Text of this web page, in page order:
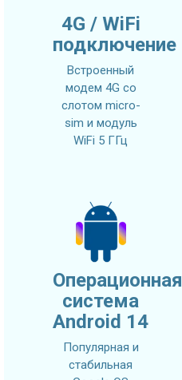
4G / WiFi
подключение
Встроенный
модем 4G со
слотом micro-
sim и модуль
WiFi 5 ГГц
Операционная
система
Android 14
Популярная и
стабильная